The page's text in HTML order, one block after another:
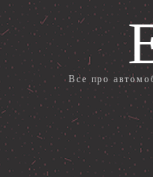
Все про